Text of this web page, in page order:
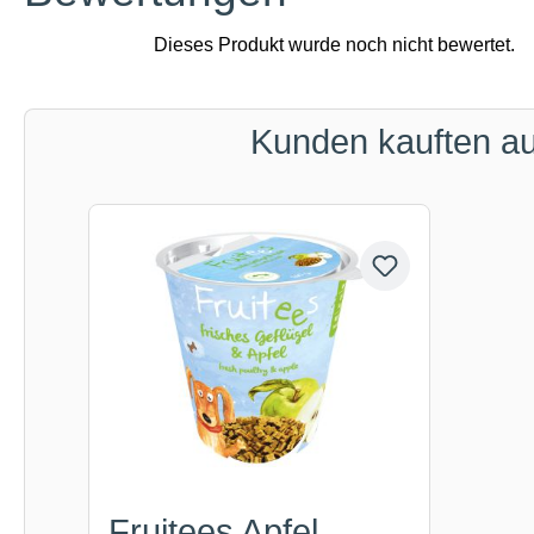
Kunden kauften
Produktgalerie überspringen